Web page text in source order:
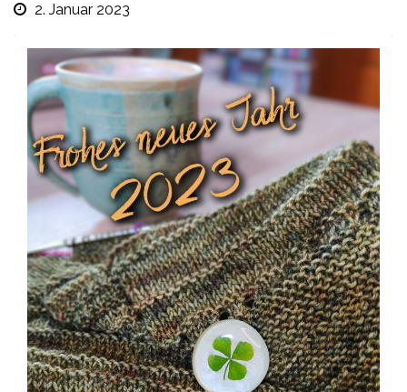
2. Januar 2023